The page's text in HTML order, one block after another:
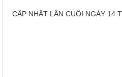
CẬP NHẬT LẦN CUỐI NGÀY 14